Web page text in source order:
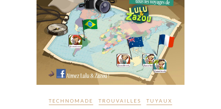
TECHNOMADE TROUVAILLES TUYAUX